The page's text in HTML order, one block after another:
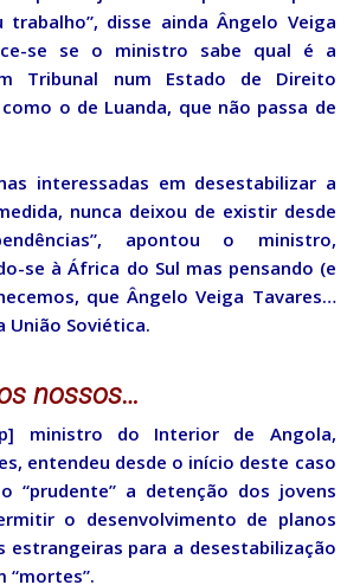
disse ainda Ângelo Veiga
se se o ministro sabe qual é a
Tribunal num Estado de Direito
o de Luanda, que não passa de
interessadas em desestabilizar a
nunca deixou de existir desde
apontou o ministro,
se à África do Sul mas pensando (e
que Ângelo Veiga Tavares…
União Soviética.
nossos…
ministro do Interior de Angola,
entendeu desde o início deste caso
“prudente” a detenção dos jovens
o desenvolvimento de planos
estrangeiras para a desestabilização
“mortes”.